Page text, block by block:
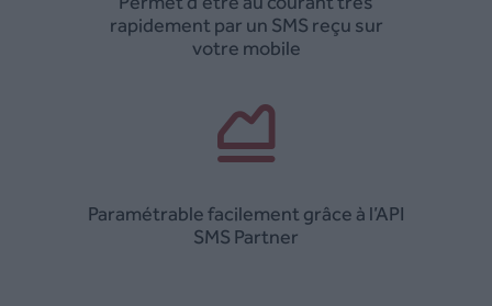
rapidement par un SMS reçu sur
votre mobile
Paramétrable facilement grâce à l’API
SMS Partner